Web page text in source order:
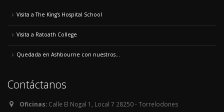
Visita a The King's Hospital School
Visita a Ratoath College
Quedada en Ashbourne con nuestros...
Contáctanos
Oficinas: Calle El Nogal 1, Local 7 28250 - Torrelodones